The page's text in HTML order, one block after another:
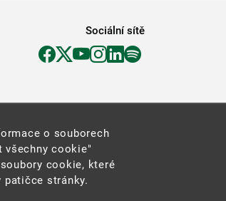
Sociální sítě
o souborech
všechny cookie"
cookie, které
patičce stránky.